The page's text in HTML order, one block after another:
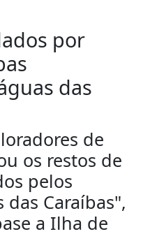
por
das
de
os restos de
pelos
Caraíbas",
a Ilha de